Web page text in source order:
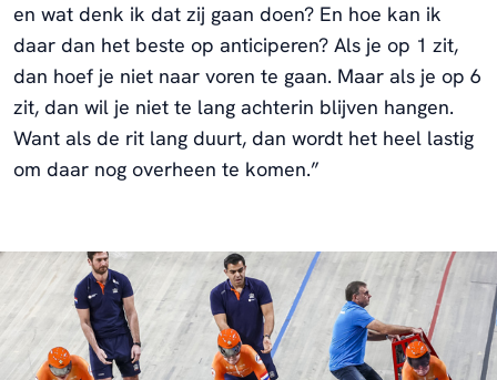
en wat denk ik dat zij gaan doen? En hoe kan ik
daar dan het beste op anticiperen? Als je op 1 zit,
dan hoef je niet naar voren te gaan. Maar als je op 6
zit, dan wil je niet te lang achterin blijven hangen.
Want als de rit lang duurt, dan wordt het heel lastig
om daar nog overheen te komen.”